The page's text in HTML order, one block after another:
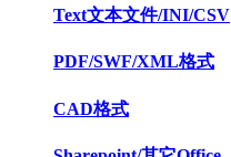
Text文本文件/INI/CSV
PDF/SWF/XML格式
CAD格式